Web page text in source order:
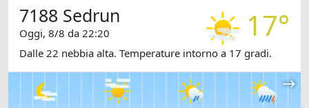
17°
7188 Sedrun
Oggi, 8/8 da 22:20
Dalle 22 nebbia alta. Temperature intorno a 17 gradi.